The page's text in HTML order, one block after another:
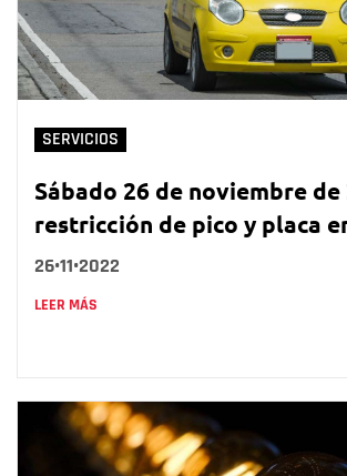
SERVICIOS
Sábado 26 de noviembre de
restricción de pico y placa
26•11•2022
LEER MÁS